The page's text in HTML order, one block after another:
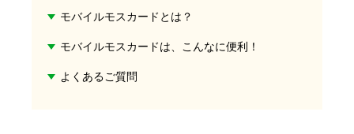
モバイルモスカードとは？
モバイルモスカードは、こんなに便利！
よくあるご質問